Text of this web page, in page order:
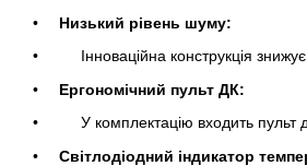
Низький рівень шуму:
Інноваційна конструкція
Ергономічний пульт ДК:
У комплектацію входить пульт
Світлодіодний індикатор